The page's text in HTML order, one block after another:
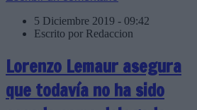
5 Diciembre 2019 - 09:42
Escrito por Redaccion
Lorenzo Lemaur asegura
que todavía no ha sido